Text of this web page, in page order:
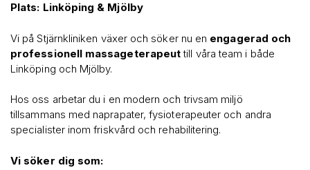
Plats: Linköping & Mjölby
Vi på Stjärnkliniken växer och söker nu en engagerad och
professionell massageterapeuttill våra team i både
Linköping och Mjölby.
Hos oss arbetar du i en modern och trivsam miljö
tillsammans med naprapater, fysioterapeuter och andra
specialister inom friskvård och rehabilitering.
Vi söker dig som: